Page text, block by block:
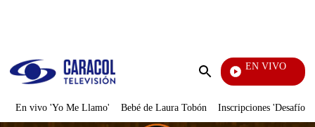
Enviar
EN VIVO
En vivo 'Yo Me Llamo' Bebé de Laura Tobón Inscripciones 'Desafío'